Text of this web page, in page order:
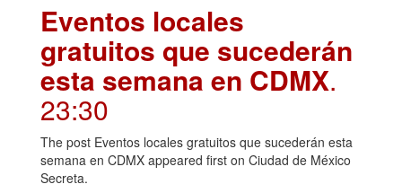
Eventos locales
gratuitos que sucederán
esta semana en CDMX.
23:30
The post Eventos locales gratuitos que sucederán esta
semana en CDMX appeared first on Ciudad de México
Secreta.